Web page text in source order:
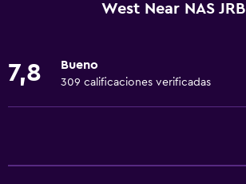
Artículos de aseo gratis
Champú
West Near NAS JRB
7,8 Bueno
309 calificaciones verificadas